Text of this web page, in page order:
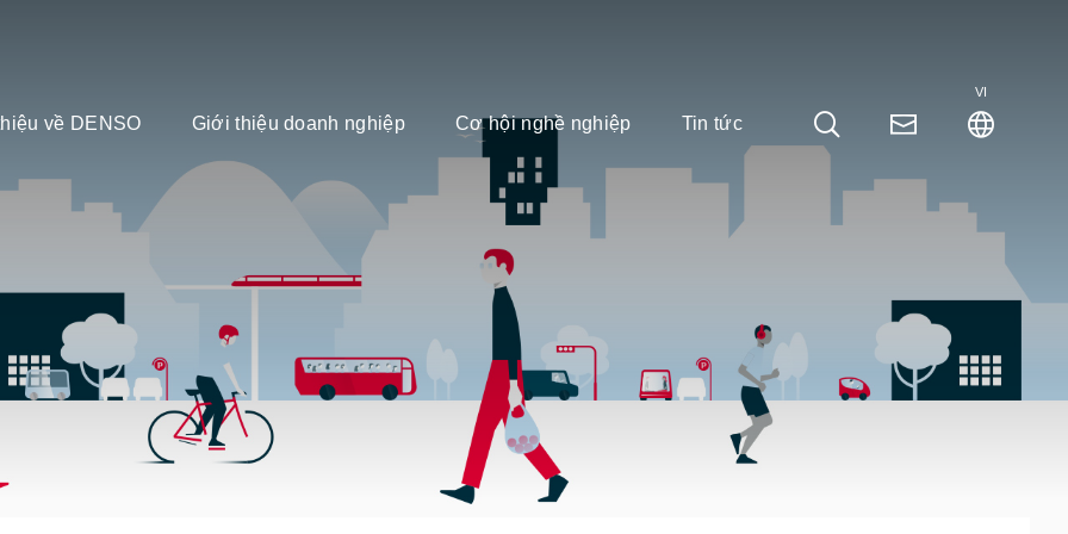
về DENSO Giới thiệu doanh nghiệp Cơ hội nghề nghiệp Tin tức
VI